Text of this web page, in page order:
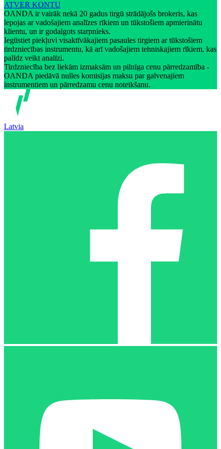
ATVER KONTU
OANDA ir vairāk nekā 20 gadus tirgū strādājošs brokeris, kas
lepojas ar vadošajiem analīzes rīkiem un tūkstošiem apmierinātu
klientu, un ir godalgots starpnieks.
Iegūstiet piekļuvi visaktīvākajiem pasaules tirgiem ar tūkstošiem
tirdzniecības instrumentu, kā arī vadošajiem tehniskajiem rīkiem, kas
palīdz veikt analīzi.
Tirdzniecība bez liekām izmaksām un pilnīga cenu pārredzamība -
OANDA piedāvā nulles komisijas maksu par galvenajiem
instrumentiem un pārredzamu cenu noteikšanu.
Latvia